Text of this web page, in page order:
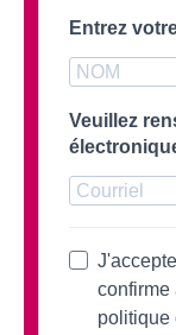
Entrez
Veuillez
confirme
politique